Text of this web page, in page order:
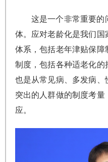
这是一个非常重要的
体。应对老龄化是我们
体系，包括老年津贴保
制度，包括各种适老化
也是从常见病、多发病
突出的人群做的制度考量
应。